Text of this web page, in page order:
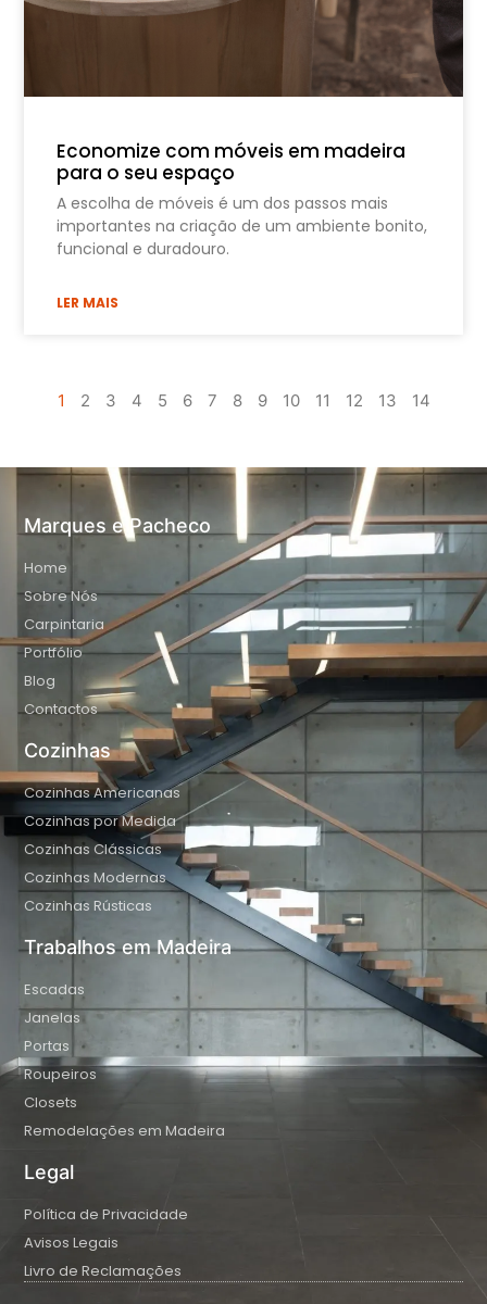
Economize com móveis em madeira
para o seu espaço
A escolha de móveis é um dos passos mais
importantes na criação de um ambiente bonito,
funcional e duradouro.
LER MAIS
1 2 3 4 5 6 7 8 9 10 11 12 13 14
Marques e Pacheco
Home
Sobre Nós
Carpintaria
Portfólio
Blog
Contactos
Cozinhas
Cozinhas Americanas
Cozinhas por Medida
Cozinhas Clássicas
Cozinhas Modernas
Cozinhas Rústicas
Trabalhos em Madeira
Escadas
Janelas
Portas
Roupeiros
Closets
Remodelações em Madeira
Legal
Política de Privacidade
Avisos Legais
Livro de Reclamações